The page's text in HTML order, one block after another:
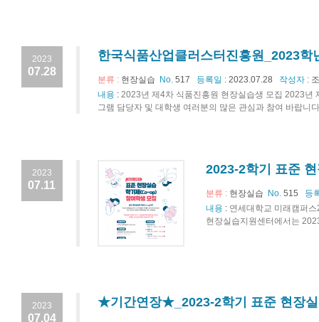
2023
07.28
한국식품산업클러스터진흥원_2023
분류 : 현장실습 No. 517 등록일 : 2023.07.28 작성자 :
내용 : 2023년 제4차 식품진흥원 현장실습생 모집 2023년
그램 담당자 및 대학생 여러분의 많은 관심과 참여 바랍니
2023
07.11
2023-2학기 표준
분류 : 현장실습 No. 515
등
내용 : 연세대학교 미래캠퍼
현장실습지원센터에서는
2023
07.04
★기간연장★_2023-2학기 표준 현장